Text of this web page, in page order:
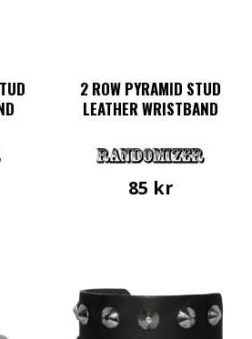
2 ROW PYRAMID STUD
LEATHER WRISTBAND
85 kr